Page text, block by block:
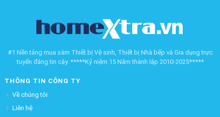
#1 Nền tảng mua sắm Thiết bị Vệ sinh, Thiết bị Nhà bếp và Gia dụng trực
tuyến đáng tin cậy. *****Kỷ niệm 15 Năm thành lập 2010-2025*****
THÔNG TIN CÔNG TY
Về chúng tôi
Liên hệ